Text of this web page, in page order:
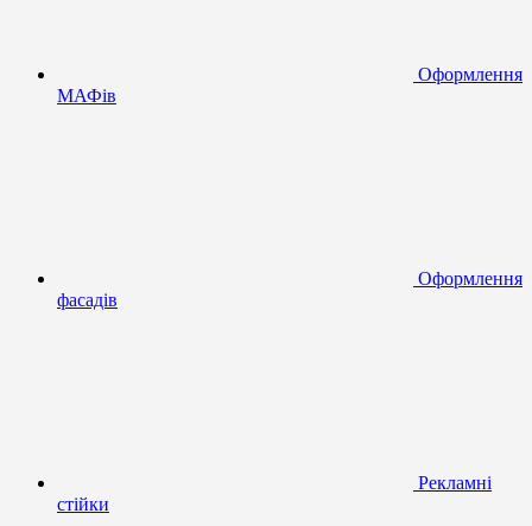
Оформлення
МАФів
Оформлення
фасадів
Рекламні
стійки